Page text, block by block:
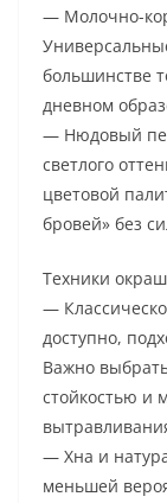
— Молочно-
большинстве
дневном
— Нюдовый
светлого
цветовой
бровей» без
Техники
—
доступно,
Важно
стойкостью и
— Хна и
меньшей